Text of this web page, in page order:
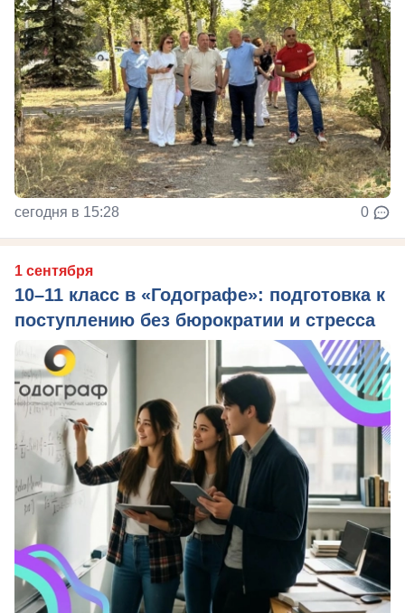
сегодня в 15:28 0
1 сентября
10–11 класс в «Годографе»: подготовка к
поступлению без бюрократии и стресса